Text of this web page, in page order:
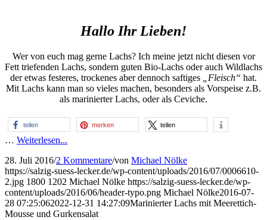
Hallo Ihr Lieben!
Wer von euch mag gerne Lachs? Ich meine jetzt nicht diesen vor
Fett triefenden Lachs, sondern guten Bio-Lachs oder auch Wildlachs
der etwas festeres, trockenes aber dennoch saftiges
„Fleisch“ hat.
Mit Lachs kann man so vieles machen, besonders als Vorspeise z.B.
als marinierter Lachs, oder als Ceviche.
teilen merken teilen
… Weiterlesen...
28. Juli 2016/2 Kommentare/von Michael Nölke
https://salzig-suess-lecker.de/wp-content/uploads/2016/07/0006610-
2.jpg 1800 1202 Michael Nölke https://salzig-suess-lecker.de/wp-
content/uploads/2016/06/header-typo.png Michael Nölke2016-07-
28 07:25:062022-12-31 14:27:09Marinierter Lachs mit Meerettich-
Mousse und Gurkensalat